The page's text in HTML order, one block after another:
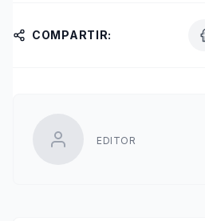
COMPARTIR:
EDITOR